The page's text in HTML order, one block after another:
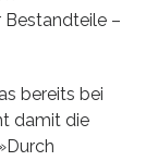
Bestandteile –
bereits bei
damit die